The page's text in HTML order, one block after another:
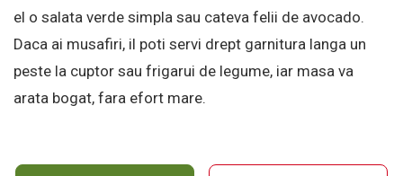
el o salata verde simpla sau cateva felii de avocado.
Daca ai musafiri, il poti servi drept garnitura langa un
peste la cuptor sau frigarui de legume, iar masa va
arata bogat, fara efort mare.